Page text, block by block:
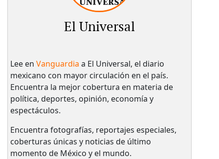
El Universal
Lee en Vanguardia a El Universal, el diario
mexicano con mayor circulación en el país.​
Encuentra la mejor cobertura en materia de
política, deportes, opinión, economía y
espectáculos.
Encuentra fotografías, reportajes especiales,
coberturas únicas y noticias de último
momento de México y el mundo.